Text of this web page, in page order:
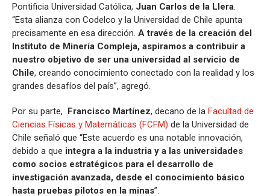
Pontificia Universidad Católica, Juan Carlos de la Llera
“Esta alianza con Codelco y la Universidad de Chile apunta
precisamente en esa dirección. A través de la creación del
Instituto de Minería Compleja, aspiramos a contribuir a
nuestro objetivo de ser una universidad al servicio de
Chile, creando conocimiento conectado con la realidad y los
grandes desafíos del país”, agregó.
Por su parte, Francisco Martínez, decano de la Facultad de
Ciencias Físicas y Matemáticas (FCFM) de la Universidad de
Chile señaló que “Este acuerdo es una notable innovación,
debido a que integra a la industria y a las universidades
como socios estratégicos para el desarrollo de
investigación avanzada, desde el conocimiento básico
hasta pruebas pilotos en la minas”.